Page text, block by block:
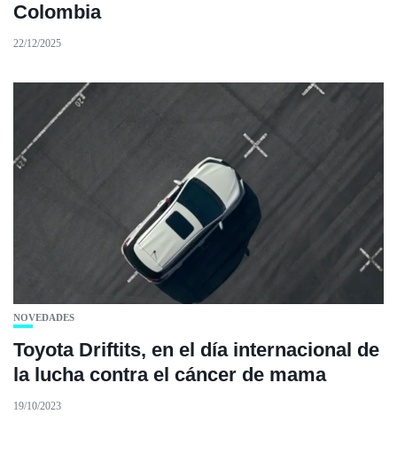
Colombia
22/12/2025
NOVEDADES
Toyota Driftits, en el día internacional de
la lucha contra el cáncer de mama
19/10/2023